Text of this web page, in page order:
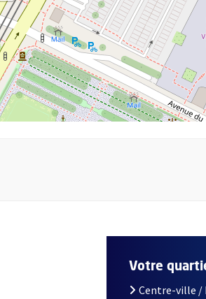
Votre
Centre-ville /